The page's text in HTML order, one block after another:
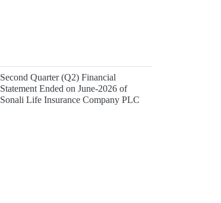
Second Quarter (Q2) Financial
Statement Ended on June-2026 of
Sonali Life Insurance Company PLC